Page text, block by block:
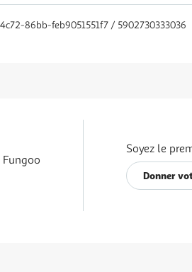
86bb-feb9051551f7 / 5902730333036
Soyez le
Donner